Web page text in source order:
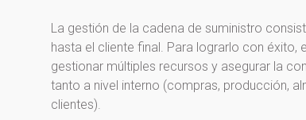
La gestión de la cadena de suministro
hasta el cliente final. Para lograrlo con
gestionar múltiples recursos y asegurar la
tanto a nivel interno (compras, producción,
clientes).